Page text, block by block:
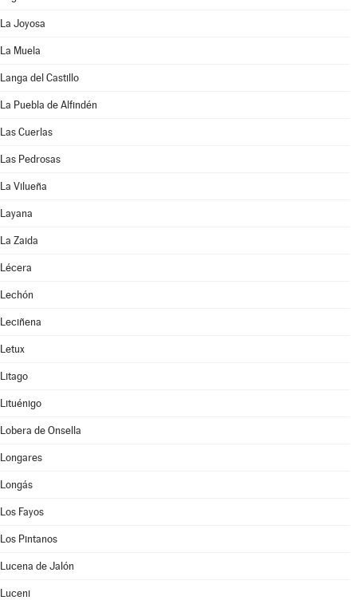
La Joyosa
La Muela
Langa del Castillo
La Puebla de Alfindén
Las Cuerlas
Las Pedrosas
La Vilueña
Layana
La Zaida
Lécera
Lechón
Leciñena
Letux
Litago
Lituénigo
Lobera de Onsella
Longares
Longás
Los Fayos
Los Pintanos
Lucena de Jalón
Luceni